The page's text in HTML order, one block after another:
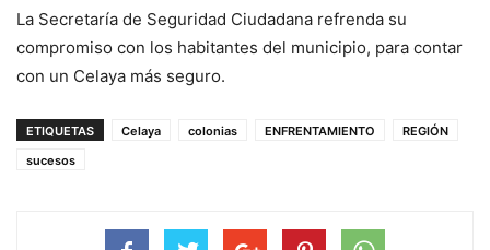
La Secretaría de Seguridad Ciudadana refrenda su
compromiso con los habitantes del municipio, para contar
con un Celaya más seguro.
ETIQUETAS Celaya colonias ENFRENTAMIENTO
REGIÓN
sucesos